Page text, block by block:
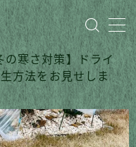
寒さ対策】ドライ
方法をお見せしま